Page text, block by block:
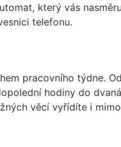
který vás
telefonu.
pracovního týdne.
hodiny do
věcí vyřídíte i